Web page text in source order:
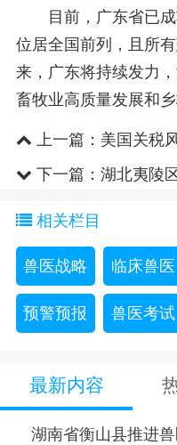
目前，广东省已成
位居全国前列，且所
来，广东将持续发力
畜牧业高质量发展和
上一篇： 美国关税
局？下一篇： 湖北夷陵
相关栏目
兽医战略 临床兽医
预警预报 兽医考试
最新内容
湖南省衡山县推进